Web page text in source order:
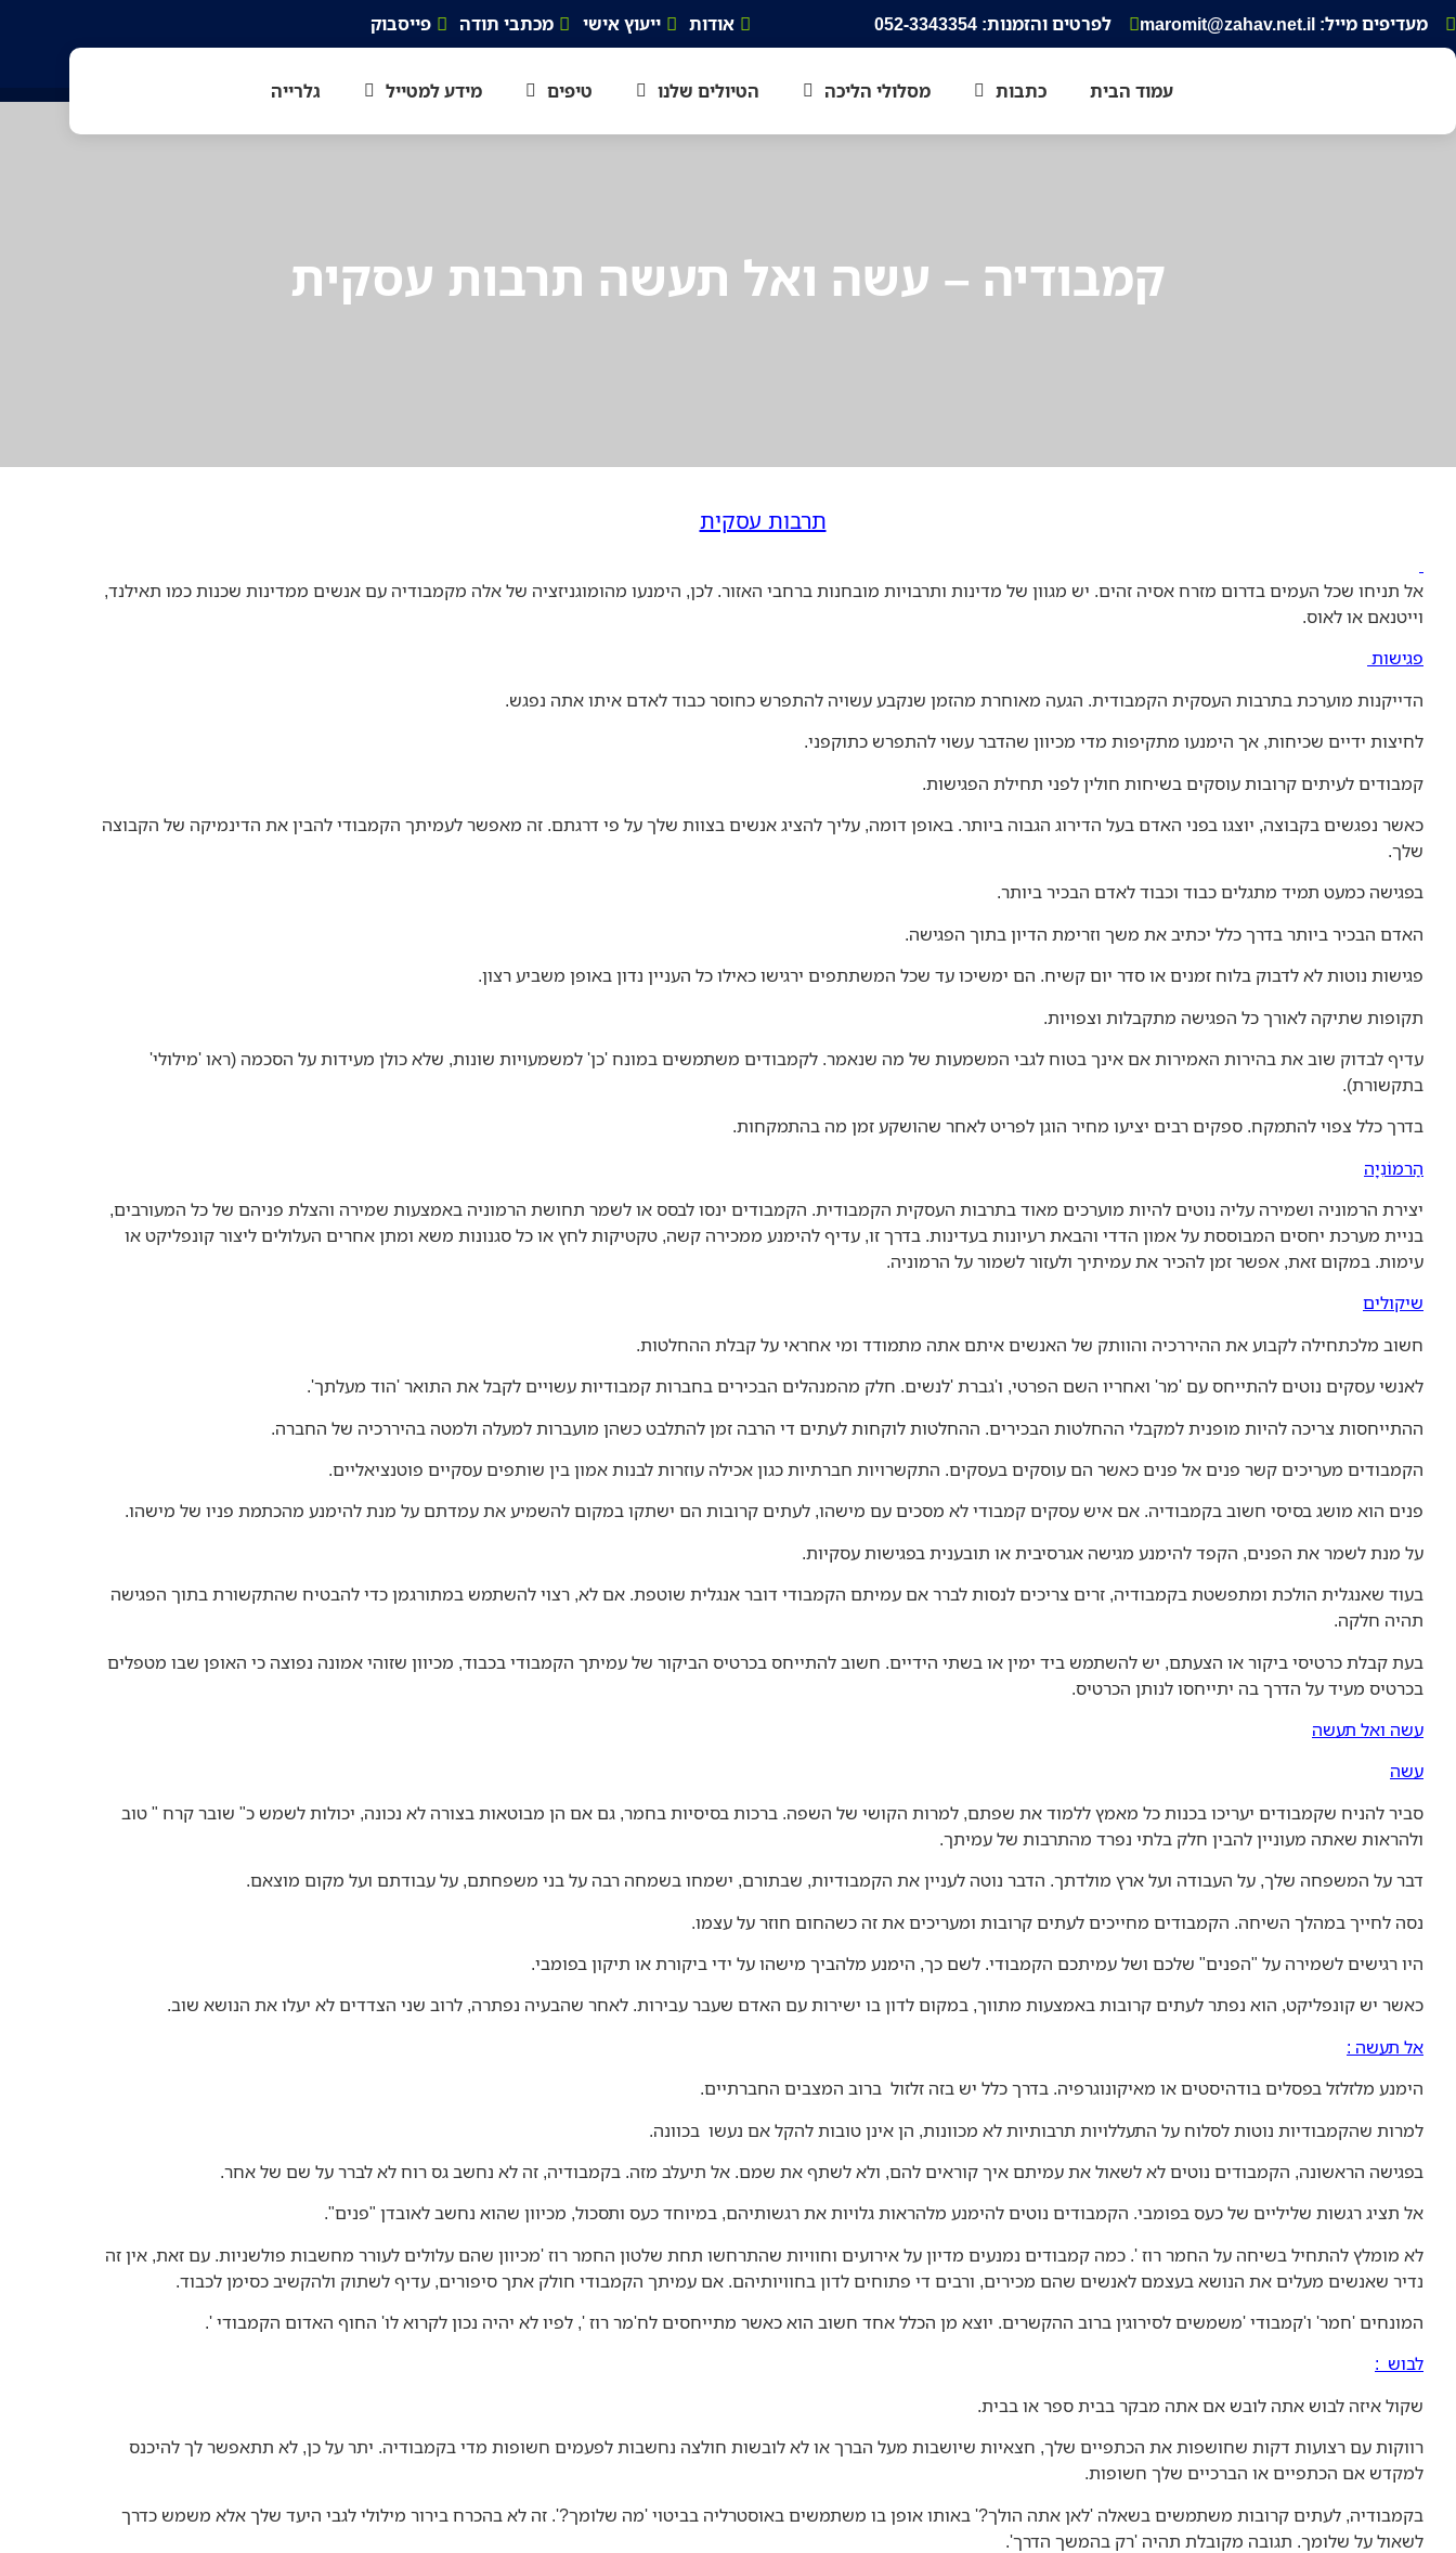
מעדיפים מייל: maromit@zahav.net.il‏ לפרטים והזמנות: 052-3343354 אודות ייעוץ אישי מכתבי תודה פייסבוק
עמוד הבית כתבות מסלולי הליכה הטיולים שלנו טיפים מידע למטייל גלרייה
קמבודיה – עשה ואל תעשה תרבות עסקית
תרבות עסקית
אל תניחו שכל העמים בדרום מזרח אסיה זהים. יש מגוון של מדינות ותרבויות מובחנות ברחבי האזור. לכן, הימנעו מהומוגניזציה של אלה מקמבודיה עם אנשים ממדינות שכנות כמו תאילנד,
וייטנאם או לאוס.
פגישות
הדייקנות מוערכת בתרבות העסקית הקמבודית. הגעה מאוחרת מהזמן שנקבע עשויה להתפרש כחוסר כבוד לאדם איתו אתה נפגש.
לחיצות ידיים שכיחות, אך הימנעו מתקיפות מדי מכיוון שהדבר עשוי להתפרש כתוקפני.
קמבודים לעיתים קרובות עוסקים בשיחות חולין לפני תחילת הפגישות.
כאשר נפגשים בקבוצה, יוצגו בפני האדם בעל הדירוג הגבוה ביותר. באופן דומה, עליך להציג אנשים בצוות שלך על פי דרגתם. זה מאפשר לעמיתך הקמבודי להבין את הדינמיקה של הקבוצה
שלך.
בפגישה כמעט תמיד מתגלים כבוד וכבוד לאדם הבכיר ביותר.
האדם הבכיר ביותר בדרך כלל יכתיב את משך וזרימת הדיון בתוך הפגישה.
פגישות נוטות לא לדבוק בלוח זמנים או סדר יום קשיח. הם ימשיכו עד שכל המשתתפים ירגישו כאילו כל העניין נדון באופן משביע רצון.
תקופות שתיקה לאורך כל הפגישה מתקבלות וצפויות.
עדיף לבדוק שוב את בהירות האמירות אם אינך בטוח לגבי המשמעות של מה שנאמר. לקמבודים משתמשים במונח 'כן' למשמעויות שונות, שלא כולן מעידות על הסכמה (ראו 'מילולי'
בתקשורת).
בדרך כלל צפוי להתמקח. ספקים רבים יציעו מחיר הוגן לפריט לאחר שהושקע זמן מה בהתמקחות.
הַרמוֹנִיָה
יצירת הרמוניה ושמירה עליה נוטים להיות מוערכים מאוד בתרבות העסקית הקמבודית. הקמבודים ינסו לבסס או לשמר תחושת הרמוניה באמצעות שמירה והצלת פניהם של כל המעורבים,
בניית מערכת יחסים המבוססת על אמון הדדי והבאת רעיונות בעדינות. בדרך זו, עדיף להימנע ממכירה קשה, טקטיקות לחץ או כל סגנונות משא ומתן אחרים העלולים ליצור קונפליקט או
עימות. במקום זאת, אפשר זמן להכיר את עמיתיך ולעזור לשמור על הרמוניה.
שיקולים
חשוב מלכתחילה לקבוע את ההיררכיה והוותק של האנשים איתם אתה מתמודד ומי אחראי על קבלת ההחלטות.
לאנשי עסקים נוטים להתייחס עם 'מר' ואחריו השם הפרטי, ו'גברת 'לנשים. חלק מהמנהלים הבכירים בחברות קמבודיות עשויים לקבל את התואר 'הוד מעלתך'.
ההתייחסות צריכה להיות מופנית למקבלי ההחלטות הבכירים. ההחלטות לוקחות לעתים די הרבה זמן להתלבט כשהן מועברות למעלה ולמטה בהיררכיה של החברה.
הקמבודים מעריכים קשר פנים אל פנים כאשר הם עוסקים בעסקים. התקשרויות חברתיות כגון אכילה עוזרות לבנות אמון בין שותפים עסקיים פוטנציאליים.
פנים הוא מושג בסיסי חשוב בקמבודיה. אם איש עסקים קמבודי לא מסכים עם מישהו, לעתים קרובות הם ישתקו במקום להשמיע את עמדתם על מנת להימנע מהכתמת פניו של מישהו.
על מנת לשמר את הפנים, הקפד להימנע מגישה אגרסיבית או תובענית בפגישות עסקיות.
בעוד שאנגלית הולכת ומתפשטת בקמבודיה, זרים צריכים לנסות לברר אם עמיתם הקמבודי דובר אנגלית שוטפת. אם לא, רצוי להשתמש במתורגמן כדי להבטיח שהתקשורת בתוך הפגישה
תהיה חלקה.
בעת קבלת כרטיסי ביקור או הצעתם, יש להשתמש ביד ימין או בשתי הידיים. חשוב להתייחס בכרטיס הביקור של עמיתך הקמבודי בכבוד, מכיוון שזוהי אמונה נפוצה כי האופן שבו מטפלים
בכרטיס מעיד על הדרך בה יתייחסו לנותן הכרטיס.
עשה ואל תעשה
עשה
סביר להניח שקמבודים יעריכו בכנות כל מאמץ ללמוד את שפתם, למרות הקושי של השפה. ברכות בסיסיות בחמר, גם אם הן מבוטאות בצורה לא נכונה, יכולות לשמש כ" שובר קרח " טוב
ולהראות שאתה מעוניין להבין חלק בלתי נפרד מהתרבות של עמיתך.
דבר על המשפחה שלך, על העבודה ועל ארץ מולדתך. הדבר נוטה לעניין את הקמבודיות, שבתורם, ישמחו בשמחה רבה על בני משפחתם, על עבודתם ועל מקום מוצאם.
נסה לחייך במהלך השיחה. הקמבודים מחייכים לעתים קרובות ומעריכים את זה כשהחום חוזר על עצמו.
היו רגישים לשמירה על "הפנים" שלכם ושל עמיתכם הקמבודי. לשם כך, הימנע מלהביך מישהו על ידי ביקורת או תיקון בפומבי.
כאשר יש קונפליקט, הוא נפתר לעתים קרובות באמצעות מתווך, במקום לדון בו ישירות עם האדם שעבר עבירות. לאחר שהבעיה נפתרה, לרוב שני הצדדים לא יעלו את הנושא שוב.
אל תעשה :
הימנע מלזלזל בפסלים בודהיסטים או מאיקונוגרפיה. בדרך כלל יש בזה זלזול ברוב המצבים החברתיים.
למרות שהקמבודיות נוטות לסלוח על התעללויות תרבותיות לא מכוונות, הן אינן טובות להקל אם נעשו בכוונה.
בפגישה הראשונה, הקמבודים נוטים לא לשאול את עמיתם איך קוראים להם, ולא לשתף את שמם. אל תיעלב מזה. בקמבודיה, זה לא נחשב גס רוח לא לברר על שם של אחר.
אל תציג רגשות שליליים של כעס בפומבי. הקמבודים נוטים להימנע מלהראות גלויות את רגשותיהם, במיוחד כעס ותסכול, מכיוון שהוא נחשב לאובדן "פנים".
לא מומלץ להתחיל בשיחה על החמר רוז '. כמה קמבודים נמנעים מדיון על אירועים וחוויות שהתרחשו תחת שלטון החמר רוז 'מכיוון שהם עלולים לעורר מחשבות פולשניות. עם זאת, אין זה
נדיר שאנשים מעלים את הנושא בעצמם לאנשים שהם מכירים, ורבים די פתוחים לדון בחוויותיהם. אם עמיתך הקמבודי חולק אתך סיפורים, עדיף לשתוק ולהקשיב כסימן לכבוד.
המונחים 'חמר' ו'קמבודי 'משמשים לסירוגין ברוב ההקשרים. יוצא מן הכלל אחד חשוב הוא כאשר מתייחסים לח'מר רוז ', לפיו לא יהיה נכון לקרוא לו' החוף האדום הקמבודי '.
לבוש :
שקול איזה לבוש אתה לובש אם אתה מבקר בבית ספר או בבית.
רווקות עם רצועות דקות שחושפות את הכתפיים שלך, חצאיות שיושבות מעל הברך או לא לובשות חולצה נחשבות לפעמים חשופות מדי בקמבודיה. יתר על כן, לא תתאפשר לך להיכנס
למקדש אם הכתפיים או הברכיים שלך חשופות.
בקמבודיה, לעתים קרובות משתמשים בשאלה 'לאן אתה הולך?' באותו אופן בו משתמשים באוסטרליה בביטוי 'מה שלומך?'. זה לא בהכרח בירור מילולי לגבי היעד שלך אלא משמש כדרך
לשאול על שלומך. תגובה מקובלת תהיה 'רק בהמשך הדרך'.